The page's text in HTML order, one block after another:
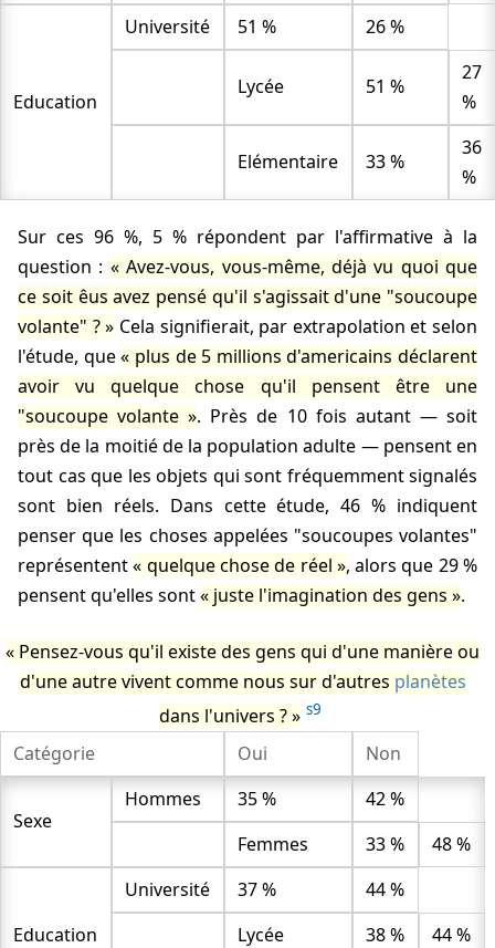
Education
Université 51 % 26 %
Lycée 51 %
27
%
Elémentaire 33 %
36
%
Sur ces 96 %, 5 % répondent par l'affirmative à la
question :
Avez-vous, vous-même, déjà vu quoi que
ce soit êus avez pensé qu'il s'agissait d'une "soucoupe
volante" ?
Cela signifierait, par extrapolation et selon
l'étude, que
plus de 5 millions d'americains déclarent
avoir vu quelque chose qu'il pensent être une
"soucoupe volante
. Près de 10 fois autant — soit
près de la moitié de la population adulte — pensent en
tout cas que les objets qui sont fréquemment signalés
sont bien réels. Dans cette étude, 46 % indiquent
penser que les choses appelées "soucoupes volantes"
représentent quelque chose de réel , alors que 29 %
pensent qu'elles sont
juste l'imagination des gens .
Pensez-vous qu'il existe des gens qui d'une manière ou
d'une autre vivent comme nous sur d'autres planètes
dans l'univers ?
s9
Catégorie Oui Non
Sexe
Hommes 35 %
42 %
Femmes
33 % 48 %
Education
Université 37 %
44 %
Lycée
38 %
44 %